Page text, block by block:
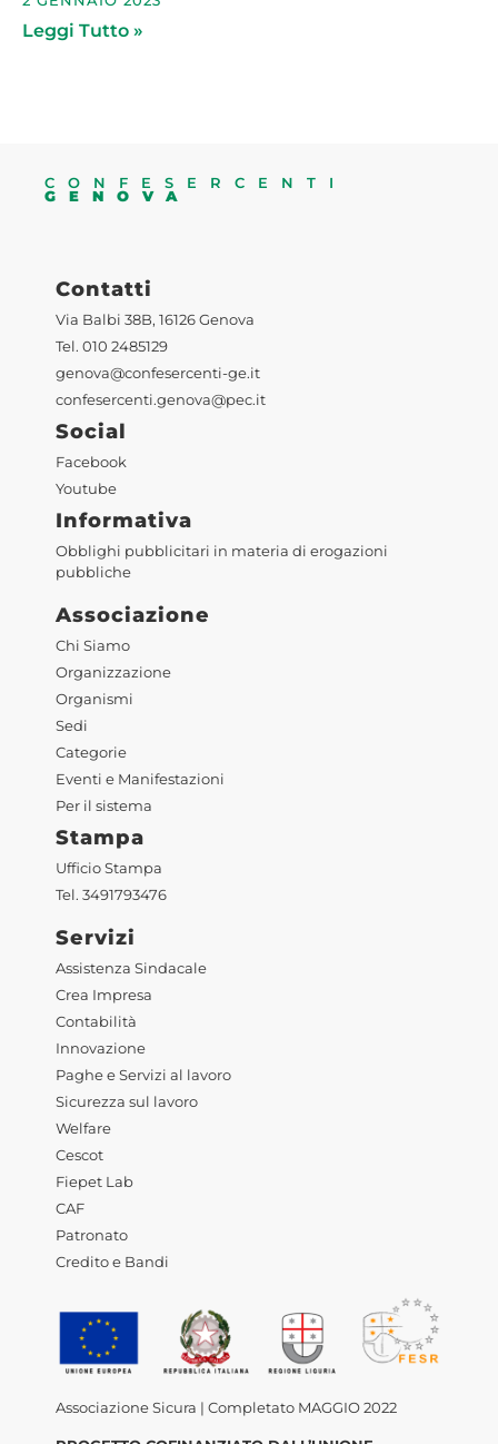
Leggi Tutto »
CONFESERCENTI
GENOVA
Contatti
Via Balbi 38B, 16126 Genova
Tel. 010 2485129
genova@confesercenti-ge.it
confesercenti.genova@pec.it
Social
Facebook
Youtube
Informativa
Obblighi pubblicitari in materia di erogazioni
pubbliche
Associazione
Chi Siamo
Organizzazione
Organismi
Sedi
Categorie
Eventi e Manifestazioni
Per il sistema
Stampa
Ufficio Stampa
Tel. 3491793476
Servizi
Assistenza Sindacale
Crea Impresa
Contabilità
Innovazione
Paghe e Servizi al lavoro
Sicurezza sul lavoro
Welfare
Cescot
Fiepet Lab
CAF
Patronato
Credito e Bandi
Associazione Sicura | Completato MAGGIO 2022